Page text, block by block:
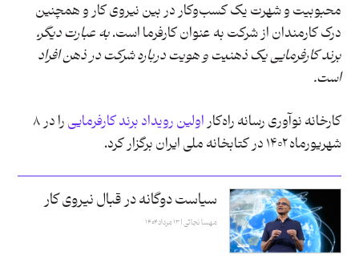
محبوبیت و شهرت یک کسب‌وکار در بین نیروی کار و همچنین
درک کارمندان از شرکت به عنوان کارفرما است.به عبارت دیگر،
برند کارفرمایی یک ذهنیت و هویت درباره شرکت در ذهن افراد
است.
کارخانه نوآوری رسانه راه‌کاراولین رویداد برند کارفرمایی
را در ۸
شهریورماه ۱۴۰۲ در کتابخانه ملی ایران برگزار کرد.
سیاست دوگانه در قبال نیروی کار
مهسا نجاتی ۱۳ مرداد ۱۴۰۴